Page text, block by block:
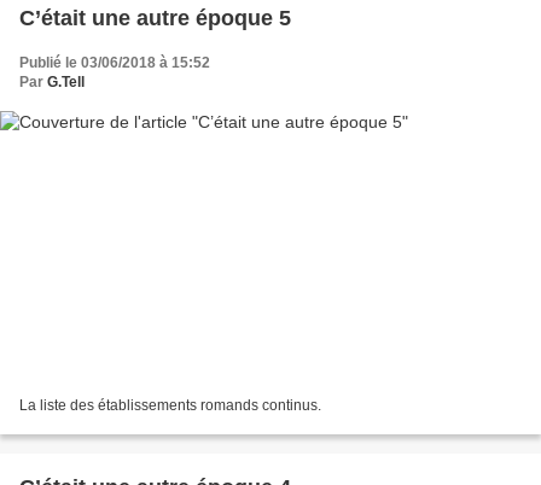
C’était une autre époque 5
Publié le 03/06/2018 à 15:52
Par G.Tell
La liste des établissements romands continus.